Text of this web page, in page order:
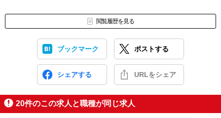
閲覧履歴を見る
ブックマーク ポストする
シェアする URLをシェア
20件のこの求人と職種が同じ求人